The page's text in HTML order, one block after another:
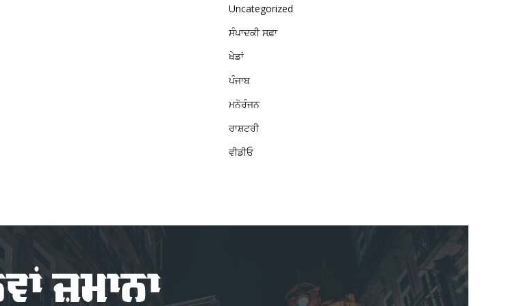
Uncategorized
ਸੰਪਾਦਕੀ ਸਫ਼ਾ
ਖੇਡਾਂ
ਪੰਜਾਬ
ਮਨੋਰੰਜਨ
ਰਾਸ਼ਟਰੀ
ਵੀਡੀਓ